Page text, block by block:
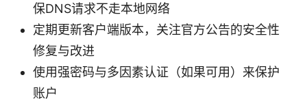
保DNS请求不走本地网络
定期更新客户端版本，关注官方公告的安全性
修复与改进
使用强密码与多因素认证（如果可用）来保护
账户